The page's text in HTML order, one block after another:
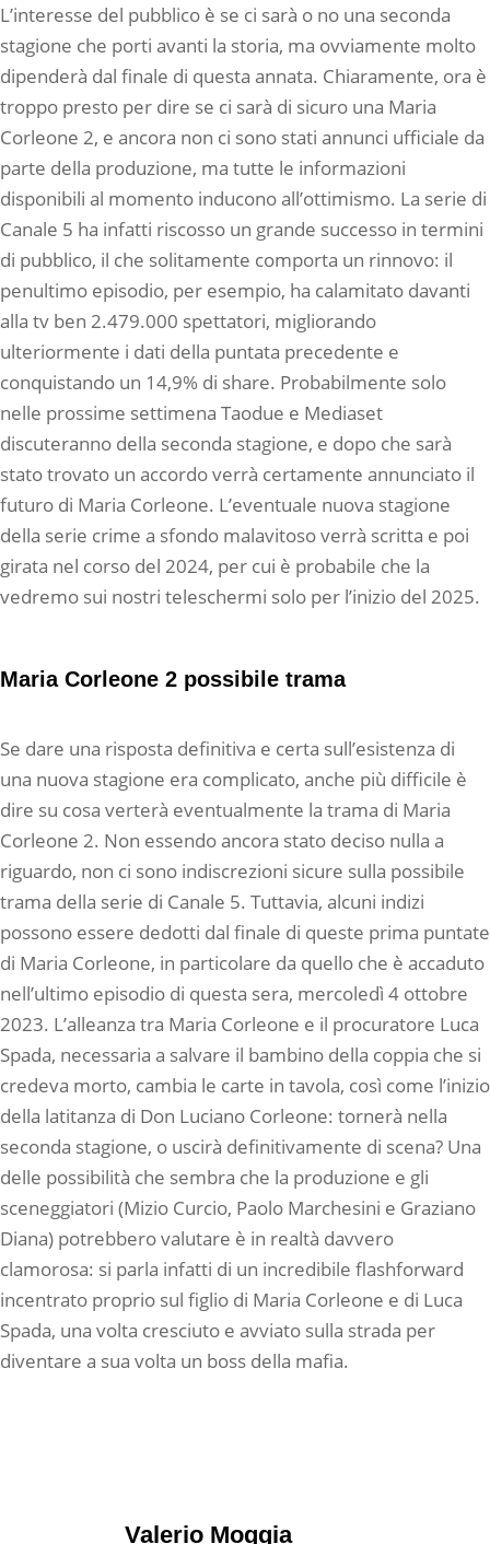
L’interesse del pubblico è se ci sarà o no una seconda
stagione che porti avanti la storia, ma ovviamente molto
dipenderà dal finale di questa annata. Chiaramente, ora è
troppo presto per dire se ci sarà di sicuro una Maria
Corleone 2, e ancora non ci sono stati annunci ufficiale da
parte della produzione, ma tutte le informazioni
disponibili al momento inducono all’ottimismo. La serie di
Canale 5 ha infatti riscosso un grande successo in termini
di pubblico, il che solitamente comporta un rinnovo: il
penultimo episodio, per esempio, ha calamitato davanti
alla tv ben 2.479.000 spettatori, migliorando
ulteriormente i dati della puntata precedente e
conquistando un 14,9% di share. Probabilmente solo
nelle prossime settimena Taodue e Mediaset
discuteranno della seconda stagione, e dopo che sarà
stato trovato un accordo verrà certamente annunciato il
futuro di Maria Corleone. L’eventuale nuova stagione
della serie crime a sfondo malavitoso verrà scritta e poi
girata nel corso del 2024, per cui è probabile che la
vedremo sui nostri teleschermi solo per l’inizio del 2025.
Maria Corleone 2 possibile trama
Se dare una risposta definitiva e certa sull’esistenza di
una nuova stagione era complicato, anche più difficile è
dire su cosa verterà eventualmente la trama di Maria
Corleone 2. Non essendo ancora stato deciso nulla a
riguardo, non ci sono indiscrezioni sicure sulla possibile
trama della serie di Canale 5. Tuttavia, alcuni indizi
possono essere dedotti dal finale di queste prima puntate
di Maria Corleone, in particolare da quello che è accaduto
nell’ultimo episodio di questa sera, mercoledì 4 ottobre
2023. L’alleanza tra Maria Corleone e il procuratore Luca
Spada, necessaria a salvare il bambino della coppia che si
credeva morto, cambia le carte in tavola, così come l’inizio
della latitanza di Don Luciano Corleone: tornerà nella
seconda stagione, o uscirà definitivamente di scena? Una
delle possibilità che sembra che la produzione e gli
sceneggiatori (Mizio Curcio, Paolo Marchesini e Graziano
Diana) potrebbero valutare è in realtà davvero
clamorosa: si parla infatti di un incredibile flashforward
incentrato proprio sul figlio di Maria Corleone e di Luca
Spada, una volta cresciuto e avviato sulla strada per
diventare a sua volta un boss della mafia.
Valerio Moggia